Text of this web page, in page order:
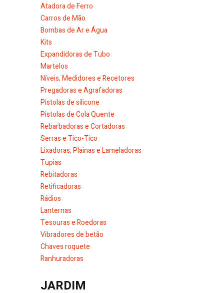
Atadora de Ferro
Carros de Mão
Bombas de Ar e Água
Kits
Expandidoras de Tubo
Martelos
Níveis, Medidores e Recetores
Pregadoras e Agrafadoras
Pistolas de silicone
Pistolas de Cola Quente
Rebarbadoras e Cortadoras
Serras e Tico-Tico
Lixadoras, Plainas e Lameladoras
Tupias
Rebitadoras
Retificadoras
Rádios
Lanternas
Tesouras e Roedoras
Vibradores de betão
Chaves roquete
Ranhuradoras
JARDIM